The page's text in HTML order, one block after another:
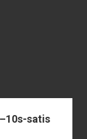
satis